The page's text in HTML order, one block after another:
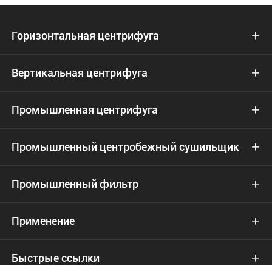
Горизонтальная центрифуга 
Вертикальная центрифуга 
Промышленная центрифуга 
Промышленный центробежный сушильщик 
Промышленный фильтр 
Применение 
Быстрые ссылки 